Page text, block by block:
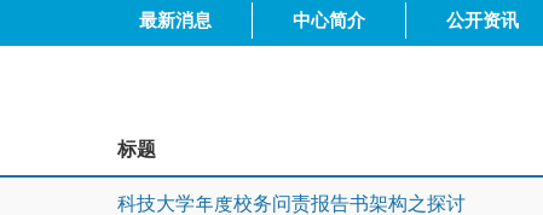
最新消息 中心简介 公开资讯
标题
科技大学年度校务问责报告书架构之探讨